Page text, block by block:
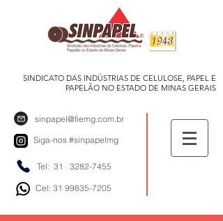
SINDICATO DAS INDÚSTRIAS DE CELULOSE, PAPEL E
PAPELÃO NO ESTADO DE MINAS GERAIS
sinpapel@fiemg.com.br
Siga-nos #sinpapelmg
Tel: 31 3282-7455
Cel: 31 99835-7205